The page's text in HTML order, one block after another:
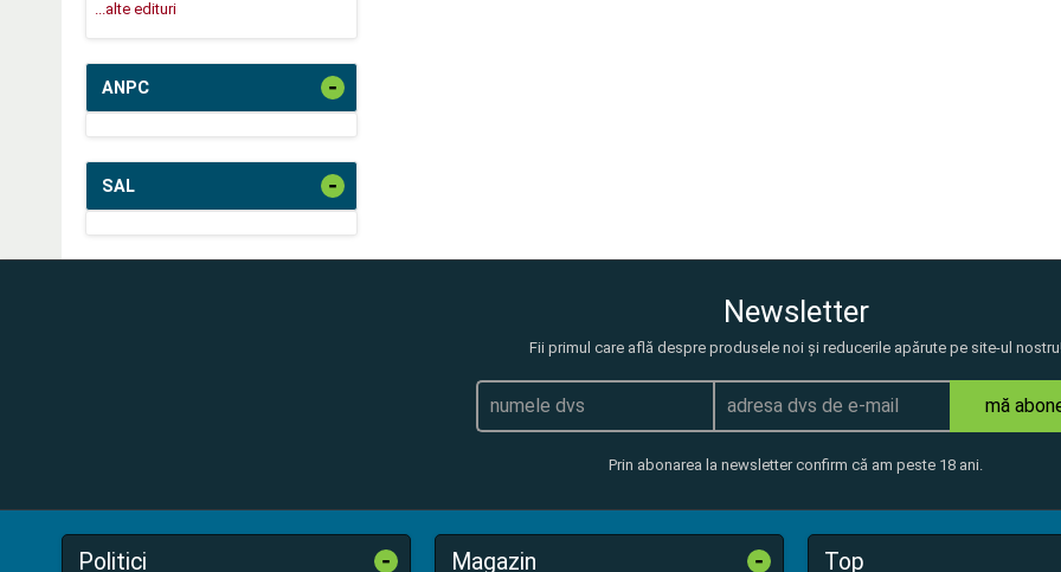
...alte edituri
ANPC -
SAL -
Newsletter
Fii primul care află despre produsele noi și reducerile apărute pe site-ul nostru!
mă
Prin abonarea la newsletter confirm că am peste 18 ani.
Politici - Magazin - Top